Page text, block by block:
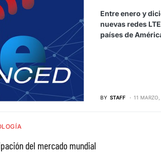
Entre enero y
nuevas redes
países de
BY STAFF 11
del mercado mundial